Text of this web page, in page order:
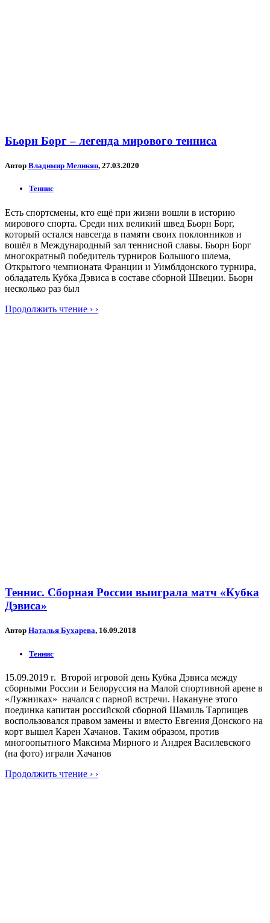
Бьорн Борг – легенда мирового тенниса
Автор Владимир Меликян, 27.03.2020
Теннис
Есть спортсмены, кто ещё при жизни вошли в историю
мирового спорта. Среди них великий швед Бьорн Борг,
который остался навсегда в памяти своих поклонников и
вошёл в Международный зал теннисной славы. Бьорн Борг
многократный победитель турниров Большого шлема,
Открытого чемпионата Франции и Уимблдонского турнира,
обладатель Кубка Дэвиса в составе сборной Швеции. Бьорн
несколько раз был
Продолжить чтение › ›
Теннис. Сборная России выиграла матч «Кубка
Дэвиса»
Автор Наталья Бухарева, 16.09.2018
Теннис
15.09.2019 г. Второй игровой день Кубка Дэвиса между
сборными России и Белоруссия на Малой спортивной арене в
«Лужниках» начался с парной встречи. Накануне этого
поединка капитан российской сборной Шамиль Тарпищев
воспользовался правом замены и вместо Евгения Донского на
корт вышел Карен Хачанов. Таким образом, против
многоопытного Максима Мирного и Андрея Василевского
(на фото) играли Хачанов
Продолжить чтение › ›